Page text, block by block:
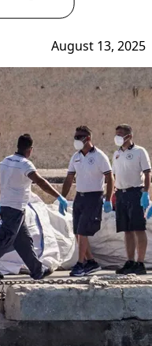
August 13, 2025